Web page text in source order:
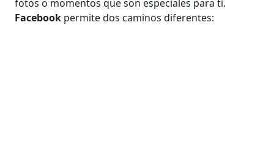
fotos o momentos que son especiales para ti.
Facebook permite dos caminos diferentes: